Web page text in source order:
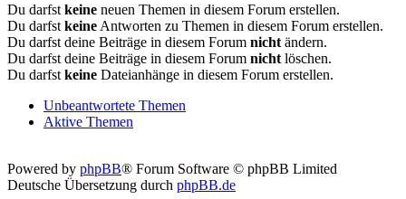
Du darfst keine neuen Themen in diesem Forum erstellen.
Du darfst keine Antworten zu Themen in diesem Forum erstellen.
Du darfst deine Beiträge in diesem Forum nicht ändern.
Du darfst deine Beiträge in diesem Forum nicht löschen.
Du darfst keine Dateianhänge in diesem Forum erstellen.
Unbeantwortete Themen
Aktive Themen
Powered by phpBB® Forum Software © phpBB Limited
Deutsche Übersetzung durch phpBB.de